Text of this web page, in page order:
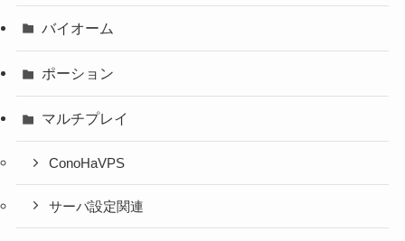
バイオーム
ポーション
マルチプレイ
ConoHaVPS
サーバ設定関連